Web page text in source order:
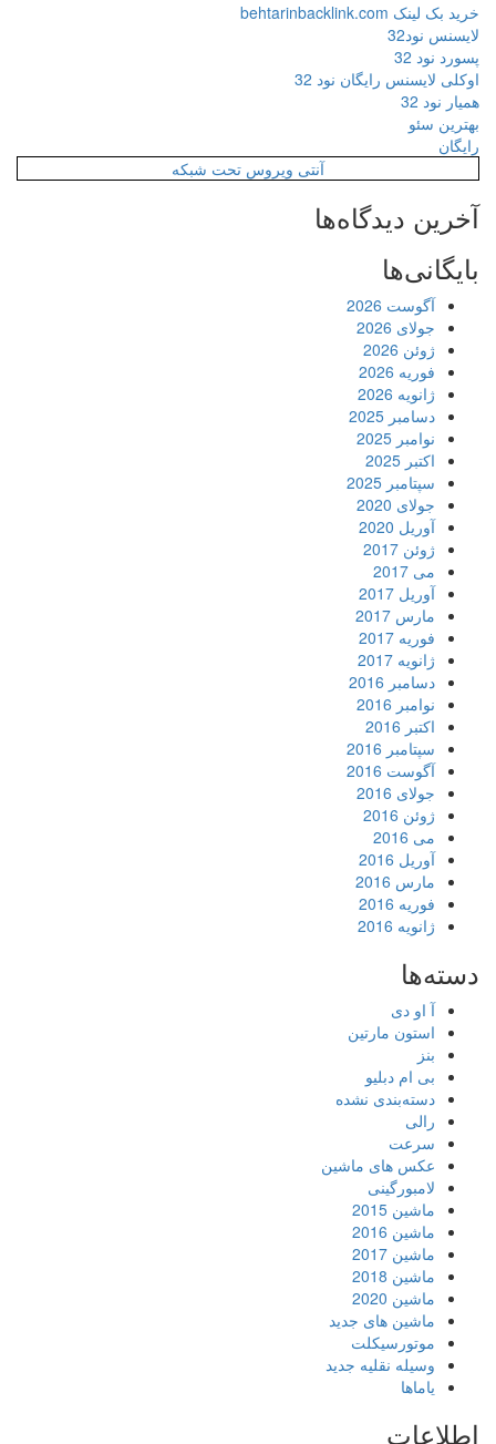
خرید بک لینک behtarinbacklink.com
لایسنس نود32
پسورد نود 32
اوکلی لایسنس رایگان نود 32
همیار نود 32
بهترین سئو
رایگان
آنتی ویروس تحت شبکه
آخرین دیدگاه‌ها
بایگانی‌ها
آگوست 2026
جولای 2026
ژوئن 2026
فوریه 2026
ژانویه 2026
دسامبر 2025
نوامبر 2025
اکتبر 2025
سپتامبر 2025
جولای 2020
آوریل 2020
ژوئن 2017
می 2017
آوریل 2017
مارس 2017
فوریه 2017
ژانویه 2017
دسامبر 2016
نوامبر 2016
اکتبر 2016
سپتامبر 2016
آگوست 2016
جولای 2016
ژوئن 2016
می 2016
آوریل 2016
مارس 2016
فوریه 2016
ژانویه 2016
دسته‌ها
آ او دی
استون مارتین
بنز
بی ام دبلیو
دسته‌بندی نشده
رالی
سرعت
عکس های ماشین
لامبورگینی
ماشین 2015
ماشین 2016
ماشین 2017
ماشین 2018
ماشین 2020
ماشین های جدید
موتورسیکلت
وسیله نقلیه جدید
یاماها
اطلاعات